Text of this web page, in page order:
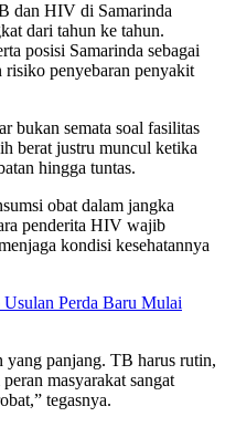
dan HIV di Samarinda
dari tahun ke tahun.
posisi Samarinda sebagai
penyebaran penyakit
bukan semata soal fasilitas
berat justru muncul ketika
hingga tuntas.
obat dalam jangka
penderita HIV wajib
kondisi kesehatannya
Perda Baru Mulai
yang panjang. TB harus rutin,
masyarakat sangat
tegasnya.